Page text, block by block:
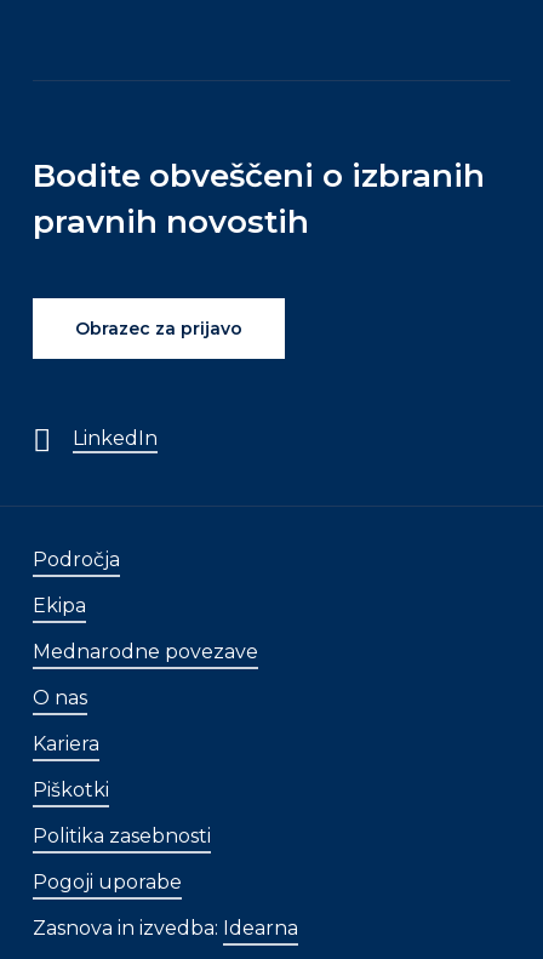
Bodite obveščeni o izbranih
pravnih novostih
Obrazec za prijavo
LinkedIn
Področja
Ekipa
Mednarodne povezave
O nas
Kariera
Piškotki
Politika zasebnosti
Pogoji uporabe
Zasnova in izvedba: Idearna